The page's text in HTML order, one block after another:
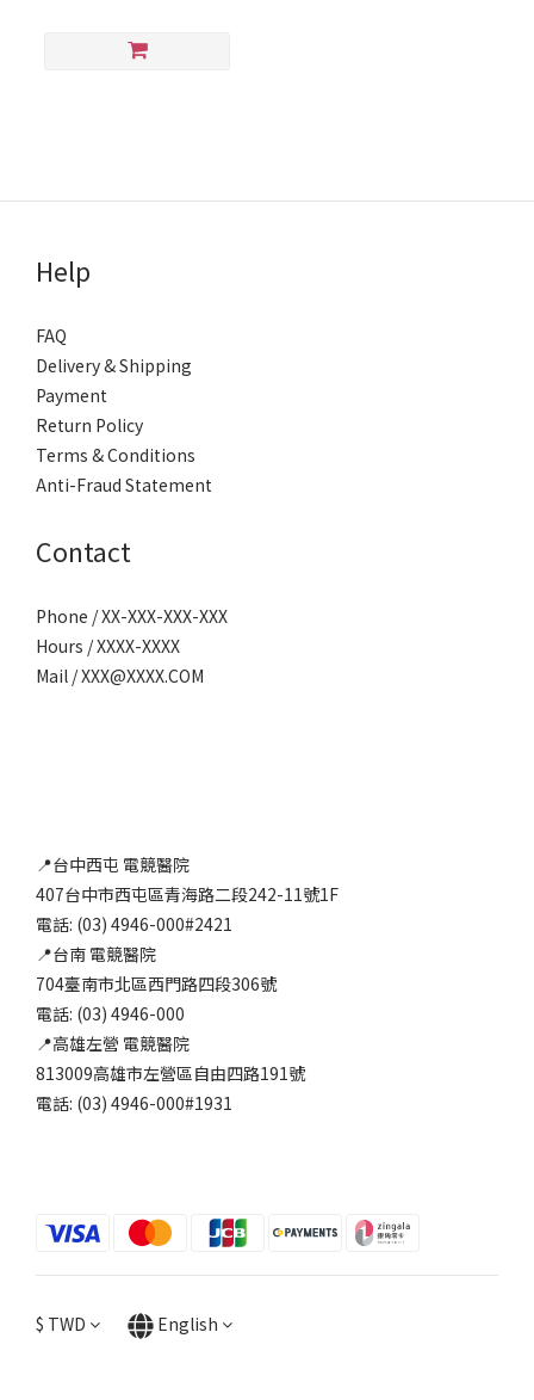
Help
FAQ
Delivery & Shipping
Payment
Return Policy
Terms & Conditions
Anti-Fraud Statement
Contact
Phone / XX-XXX-XXX-XXX
Hours / XXXX-XXXX
Mail / XXX@XXXX.COM
📍台中西屯 電競醫院
407台中市西屯區青海路二段242-11號1F
電話: (03) 4946-000#2421
📍台南 電競醫院
704臺南市北區西門路四段306號
電話: (03) 4946-000
📍高雄左營 電競醫院
813009高雄市左營區自由四路191號
電話: (03) 4946-000#1931
$ TWD English